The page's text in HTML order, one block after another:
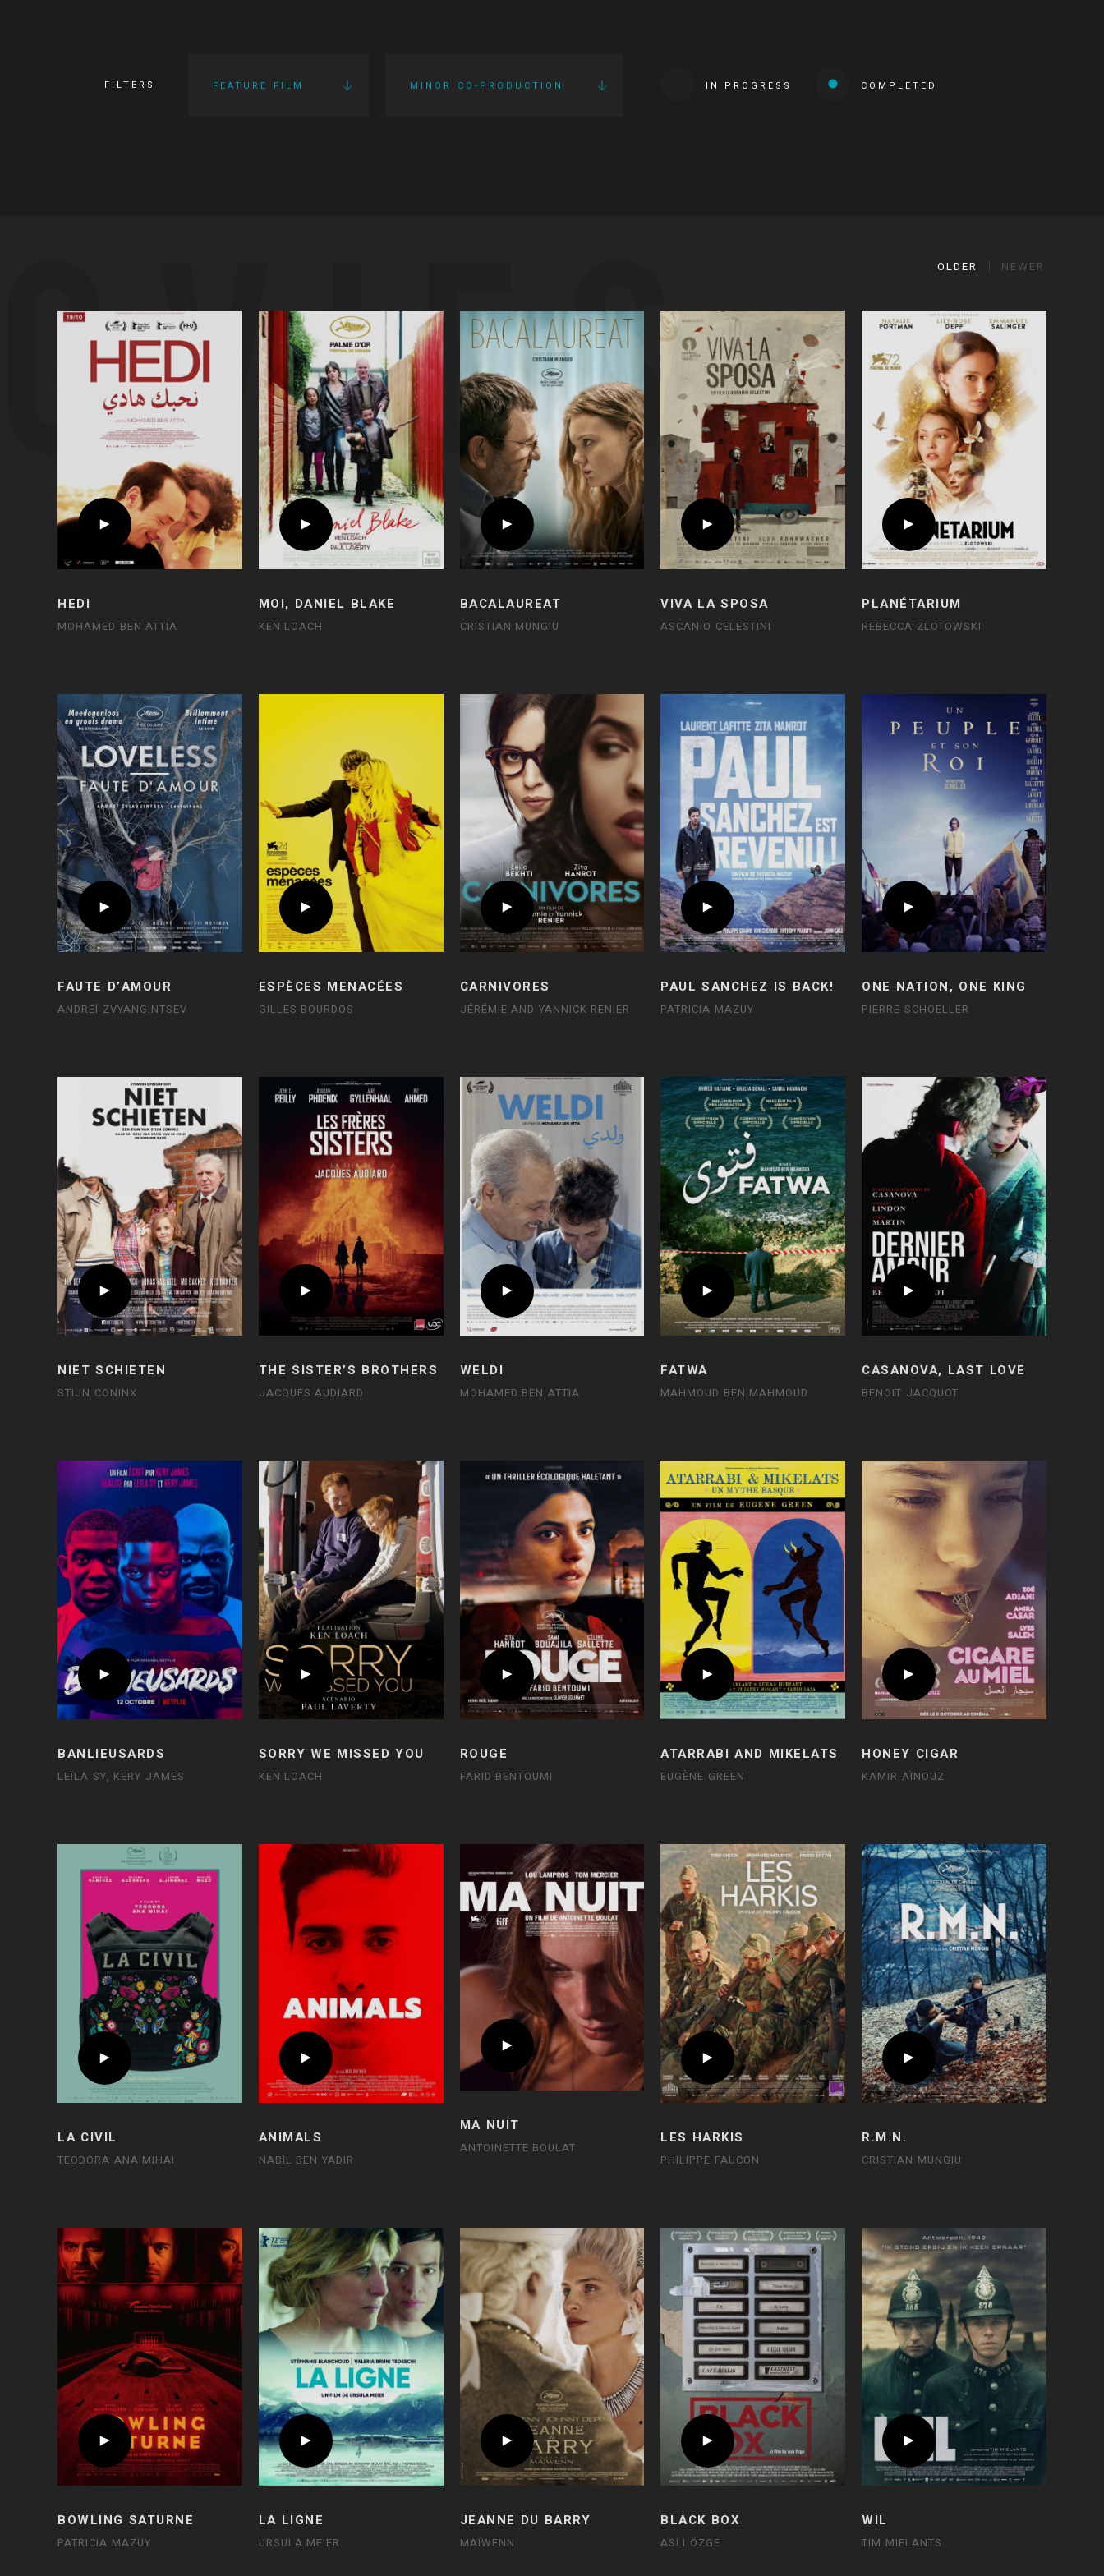
FILTERS FEATURE FILM MINOR CO-PRODUCTION IN PROGRESS COMPLETED
OLDER NEWER
HEDI
MOHAMED BEN ATTIA
MOI, DANIEL BLAKE
KEN LOACH
BACALAUREAT
CRISTIAN MUNGIU
VIVA LA SPOSA
ASCANIO CELESTINI
PLANÉTARIUM
REBECCA ZLOTOWSKI
FAUTE D’AMOUR
ANDREÏ ZVYANGINTSEV
ESPÈCES MENACÉES
GILLES BOURDOS
CARNIVORES
JÉRÉMIE AND YANNICK RENIER
PAUL SANCHEZ IS BACK!
PATRICIA MAZUY
ONE NATION, ONE KING
PIERRE SCHOELLER
NIET SCHIETEN
STIJN CONINX
THE SISTER’S BROTHERS
JACQUES AUDIARD
WELDI
MOHAMED BEN ATTIA
FATWA
MAHMOUD BEN MAHMOUD
CASANOVA, LAST LOVE
BENOIT JACQUOT
BANLIEUSARDS
LEÏLA SY, KERY JAMES
SORRY WE MISSED YOU
KEN LOACH
ROUGE
FARID BENTOUMI
ATARRABI AND MIKELATS
EUGÈNE GREEN
HONEY CIGAR
KAMIR AÏNOUZ
LA CIVIL
TEODORA ANA MIHAI
ANIMALS
NABIL BEN YADIR
MA NUIT
ANTOINETTE BOULAT
LES HARKIS
PHILIPPE FAUCON
R.M.N.
CRISTIAN MUNGIU
BOWLING SATURNE
PATRICIA MAZUY
LA LIGNE
URSULA MEIER
JEANNE DU BARRY
MAÏWENN
BLACK BOX
ASLI ÖZGE
WIL
TIM MIELANTS